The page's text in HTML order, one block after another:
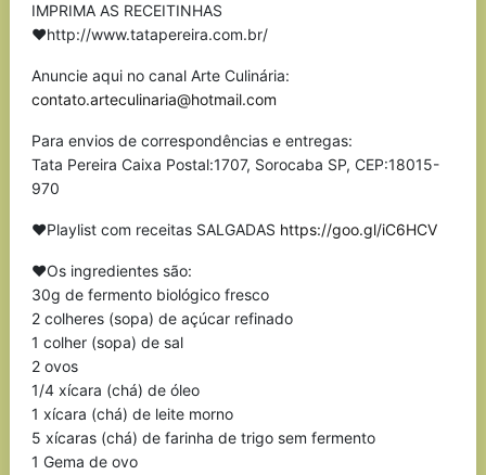
IMPRIMA AS RECEITINHAS
❤http://www.tatapereira.com.br/
Anuncie aqui no canal Arte Culinária:
contato.arteculinaria@hotmail.com
Para envios de correspondências e entregas:
Tata Pereira Caixa Postal:1707, Sorocaba SP, CEP:18015-
970
❤Playlist com receitas SALGADAS https://goo.gl/iC6HCV
❤Os ingredientes são:
30g de fermento biológico fresco
2 colheres (sopa) de açúcar refinado
1 colher (sopa) de sal
2 ovos
1/4 xícara (chá) de óleo
1 xícara (chá) de leite morno
5 xícaras (chá) de farinha de trigo sem fermento
1 Gema de ovo